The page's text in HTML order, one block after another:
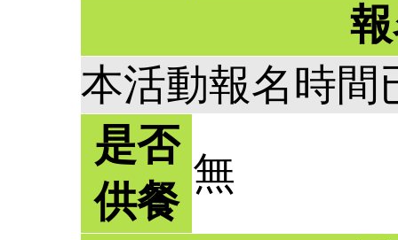
本活動報名時間
是否
供餐
無